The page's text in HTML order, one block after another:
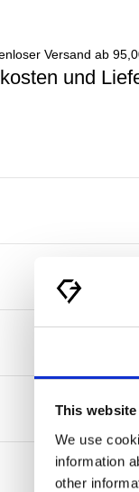
This
We use
information
other
Versand ab
und